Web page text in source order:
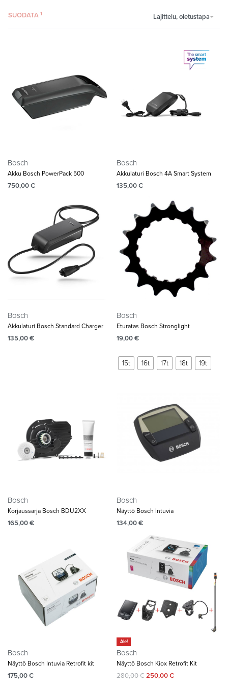
Lajittelu, oletustapa
SUODATA
Bosch
Akku Bosch PowerPack 500
750,00€
Bosch
Akkulaturi Bosch 4A Smart System
135,00€
Bosch
Akkulaturi Bosch Standard Charger
135,00€
Bosch
Eturatas Bosch Stronglight
19,00€
15t 16t 17t 18t 19t
Bosch
Korjaussarja Bosch BDU2XX
165,00€
Bosch
Näyttö Bosch Intuvia
134,00€
Bosch
Näyttö Bosch Intuvia Retrofit kit
175,00€
Ale!
Bosch
Näyttö Bosch Kiox Retrofit Kit
280,00€250,00€